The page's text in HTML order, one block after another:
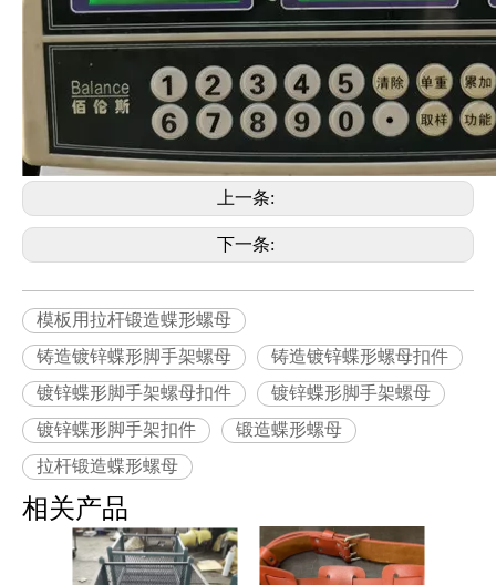
上一条:
下一条:
模板用拉杆锻造蝶形螺母
铸造镀锌蝶形脚手架螺母
铸造镀锌蝶形螺母扣件
镀锌蝶形脚手架螺母扣件
镀锌蝶形脚手架螺母
镀锌蝶形脚手架扣件
锻造蝶形螺母
拉杆锻造蝶形螺母
相关产品